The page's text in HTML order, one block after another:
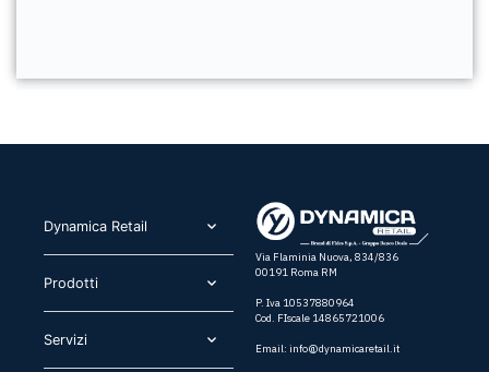
Dynamica Retail​
Prodotti​
Servizi​
Via Flaminia Nuova, 834/836
00191 Roma RM
P. Iva 10537880964
Cod. FIscale 14865721006
Email: info@dynamicaretail.it